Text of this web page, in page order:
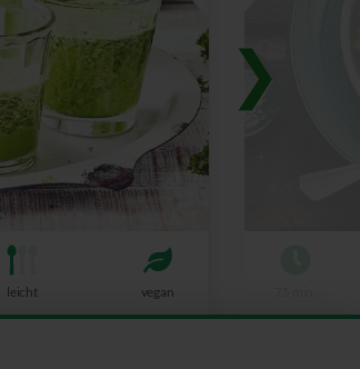
leicht vegan